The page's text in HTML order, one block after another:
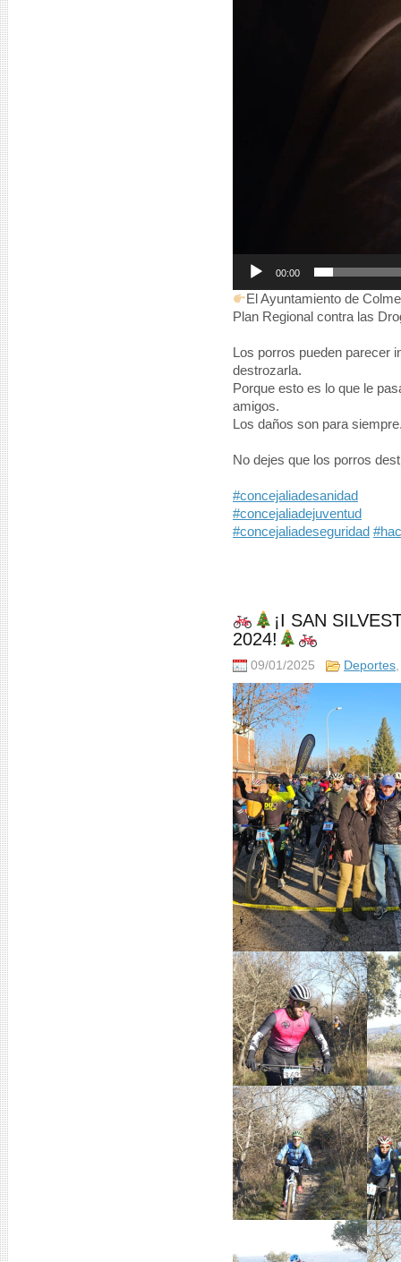
00:00
El Ayuntamiento de
Plan Regional contra las
Los porros pueden parecer
destrozarla.
Porque esto es lo que le
amigos.
Los daños son para
No dejes que los porros
#concejaliadesanidad
#concejaliadejuventud
#concejaliadeseguridad
¡I SAN
2024!
09/01/2025 Deportes